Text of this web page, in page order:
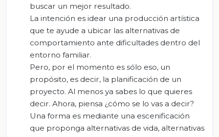
buscar un mejor resultado.
La intención es idear una producción artística
que te ayude a ubicar las alternativas de
comportamiento ante dificultades dentro del
entorno familiar.
Pero, por el momento es sólo eso, un
propósito, es decir, la planificación de un
proyecto. Al menos ya sabes lo que quieres
decir. Ahora, piensa ¿cómo se lo vas a decir?
Una forma es mediante una escenificación
que proponga alternativas de vida, alternativas